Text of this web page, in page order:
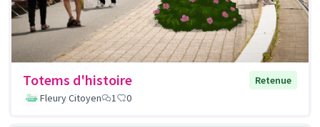
Totems d'histoire
Retenue
Fleury Citoyen
1 0